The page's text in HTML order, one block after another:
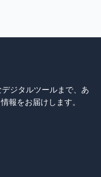
ジタルツールまで、あ
報をお届けします。